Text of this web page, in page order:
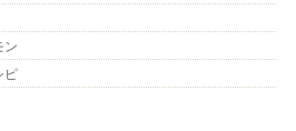
ピ